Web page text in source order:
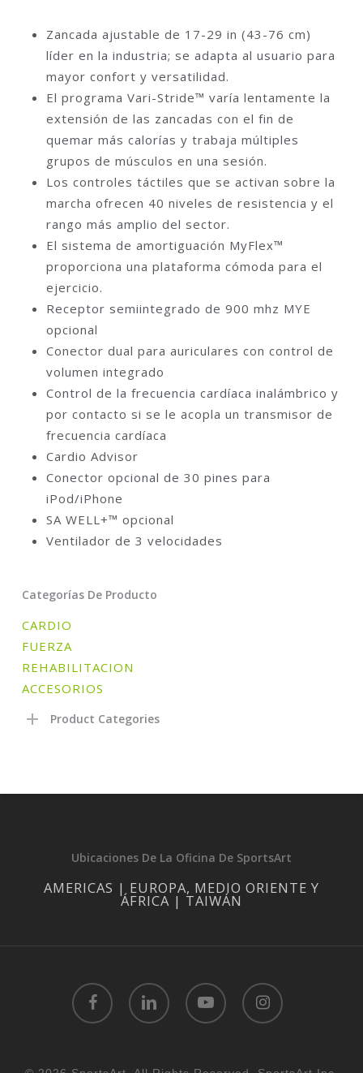
Zancada ajustable de 17-29 in (43-76 cm)
líder en la industria; se adapta al usuario para
mayor confort y versatilidad.
El programa Vari-Stride™ varía lentamente la
extensión de las zancadas con el fin de
quemar más calorías y trabaja múltiples
grupos de músculos en una sesión.
Los controles táctiles que se activan sobre la
marcha ofrecen 40 niveles de resistencia y el
rango más amplio del sector.
El sistema de amortiguación MyFlex™
proporciona una plataforma cómoda para el
ejercicio.
Receptor semiintegrado de 900 mhz MYE
opcional
Conector dual para auriculares con control de
volumen integrado
Control de la frecuencia cardíaca inalámbrico y
por contacto si se le acopla un transmisor de
frecuencia cardíaca
Cardio Advisor
Conector opcional de 30 pines para
iPod/iPhone
SA WELL+™ opcional
Ventilador de 3 velocidades
Categorías De Producto
CARDIO
FUERZA
REHABILITACION
ACCESORIOS
Product Categories
Ubicaciones De La Oficina De SportsArt
AMERICAS | EUROPA, MEDIO ORIENTE Y
ÁFRICA | TAIWÁN
facebook linkedin youtube instagram